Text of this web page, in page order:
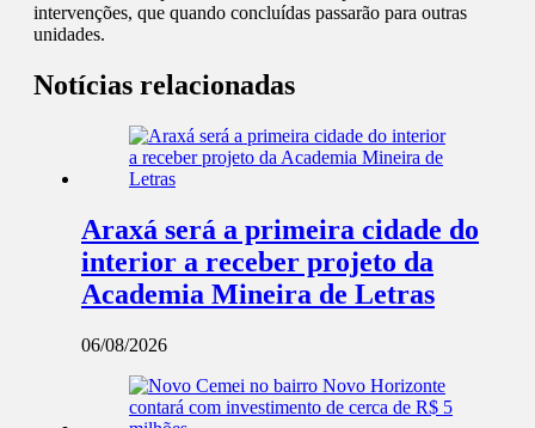
intervenções, que quando concluídas passarão para outras
unidades.
Notícias relacionadas
Araxá será a primeira cidade do
interior a receber projeto da
Academia Mineira de Letras
06/08/2026